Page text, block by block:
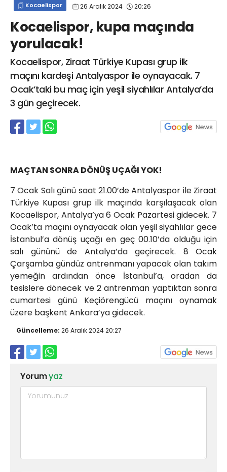
Kocaelispor 26 Aralık 2024 20:26
Kocaelispor, kupa maçında
yorulacak!
Kocaelispor, Ziraat Türkiye Kupası grup ilk
maçını kardeşi Antalyaspor ile oynayacak. 7
Ocak’taki bu maç için yeşil siyahlılar Antalya’da
3 gün geçirecek.
MAÇTAN SONRA DÖNÜŞ UÇAĞI YOK!
7 Ocak Salı günü saat 21.00’de Antalyaspor ile Ziraat
Türkiye Kupası grup ilk maçında karşılaşacak olan
Kocaelispor, Antalya’ya 6 Ocak Pazartesi gidecek. 7
Ocak’ta maçını oynayacak olan yeşil siyahlılar gece
İstanbul’a dönüş uçağı en geç 00.10’da olduğu için
salı gününü de Antalya’da geçirecek. 8 Ocak
Çarşamba gündüz antrenmanı yapacak olan takım
yemeğin ardından önce İstanbul’a, oradan da
tesislere dönecek ve 2 antrenman yaptıktan sonra
cumartesi günü Keçiörengücü maçını oynamak
üzere başkent Ankara’ya gidecek.
Güncelleme: 26 Aralık 2024 20:27
Yorumyaz
info@spor41.com